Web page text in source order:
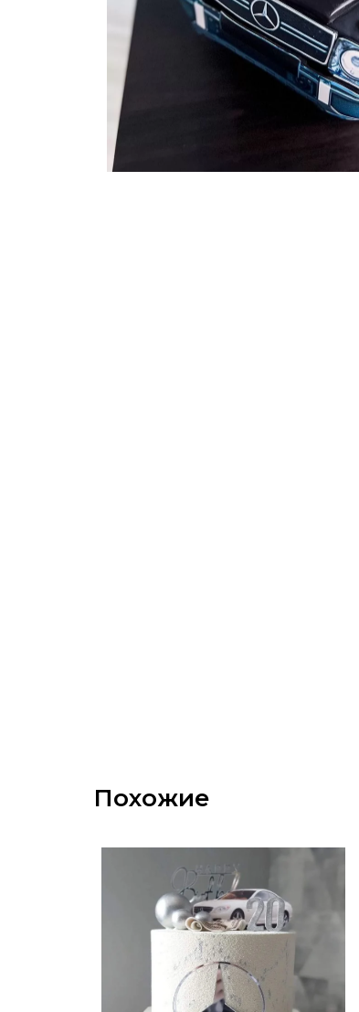
Похожие